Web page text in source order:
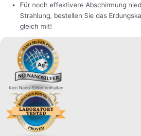
Für noch effektivere Abschirmung
Strahlung, bestellen Sie das
gleich mit!
Kein Nano-Silber enthalten